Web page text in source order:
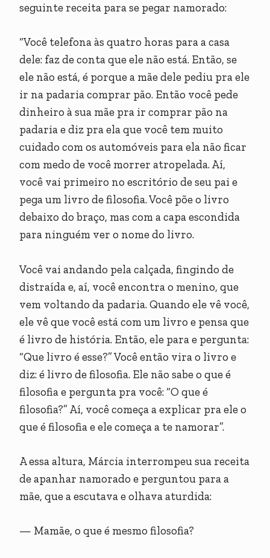
seguinte receita para se pegar namorado:
“Você telefona às quatro horas para a casa
dele: faz de conta que ele não está. Então, se
ele não está, é porque a mãe dele pediu pra ele
ir na padaria comprar pão. Então você pede
dinheiro à sua mãe pra ir comprar pão na
padaria e diz pra ela que você tem muito
cuidado com os automóveis para ela não ficar
com medo de você morrer atropelada. Aí,
você vai primeiro no escritório de seu pai e
pega um livro de filosofia. Você põe o livro
debaixo do braço, mas com a capa escondida
para ninguém ver o nome do livro.
Você vai andando pela calçada, fingindo de
distraída e, aí, você encontra o menino, que
vem voltando da padaria. Quando ele vê você,
ele vê que você está com um livro e pensa que
é livro de história. Então, ele para e pergunta:
“Que livro é esse?” Você então vira o livro e
diz: é livro de filosofia. Ele não sabe o que é
filosofia e pergunta pra você: “O que é
filosofia?” Aí, você começa a explicar pra ele o
que é filosofia e ele começa a te namorar”.
A essa altura, Márcia interrompeu sua receita
de apanhar namorado e perguntou para a
mãe, que a escutava e olhava aturdida:
— Mamãe, o que é mesmo filosofia?